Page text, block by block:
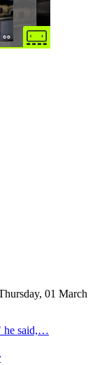
01 March
he said,…